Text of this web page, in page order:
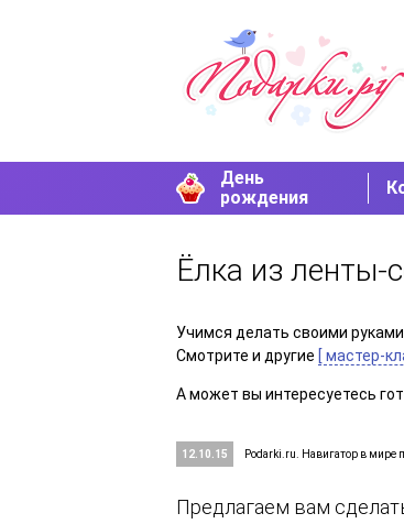
День
рождения
Ёлка из ленты-
Учимся делать своими
Смотрите и другие [ мастер-
А может вы интересуетесь
12.10.15 Podarki.ru. Навигатор в мире
Предлагаем вам